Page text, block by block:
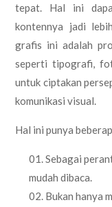
tepat. Hal ini
kontennya jadi
grafis ini adalah
seperti tipografi,
untuk ciptakan
komunikasi visual.
Hal ini punya
Sebagai
mudah dibaca.
Bukan hanya